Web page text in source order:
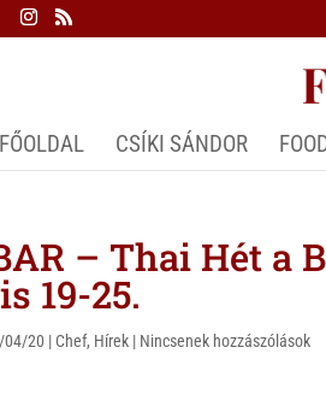
FŐOLDAL CSÍKI SÁNDOR
– Thai Hét a
19-25.
04/20 | Chef, Hírek | Nincsenek hozzászólások